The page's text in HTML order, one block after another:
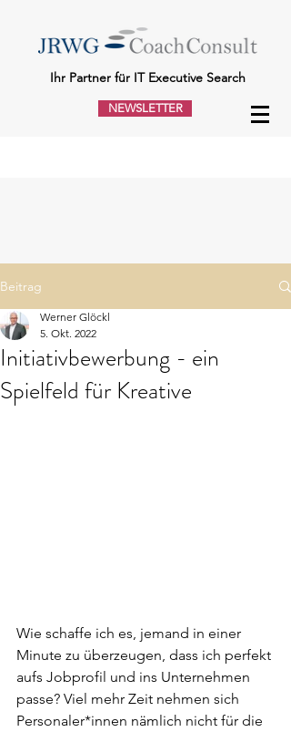
Ihr Partner für IT Executive Search
NEWSLETTER
Beitrag
Initiativbewerbung - ein
Spielfeld für Kreative
Werner Glöckl
5. Okt. 2022
Wie schaffe ich es, jemand in einer
Minute zu überzeugen, dass ich perfekt
aufs Jobprofil und ins Unternehmen
passe? Viel mehr Zeit nehmen sich
Personaler*innen nämlich nicht für die